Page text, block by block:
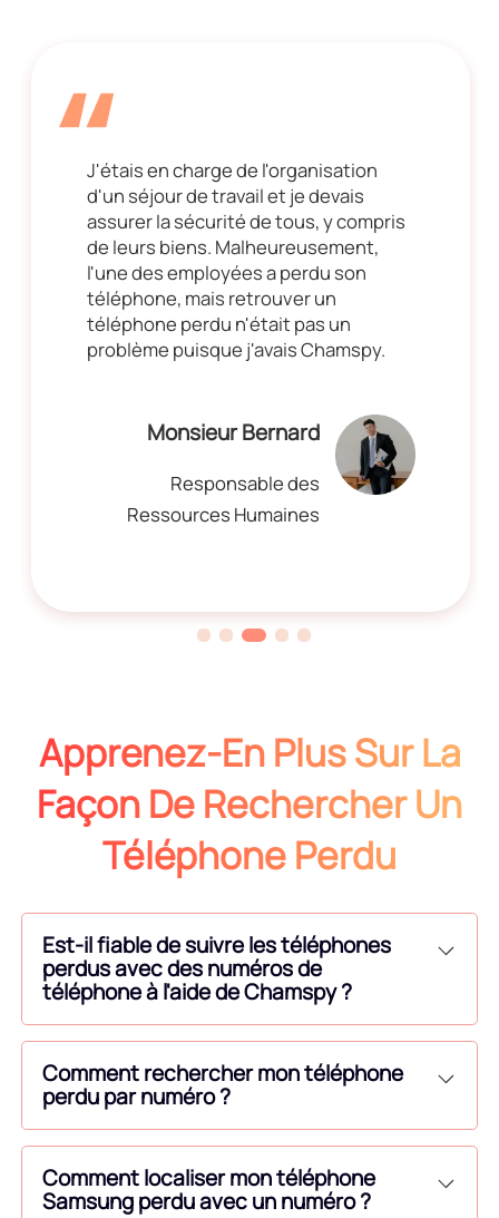
J'étais en charge de l'organisation
d'un séjour de travail et je devais
assurer la sécurité de tous, y compris
de leurs biens. Malheureusement,
l'une des employées a perdu son
téléphone, mais retrouver un
téléphone perdu n'était pas un
problème puisque j'avais Chamspy.
Monsieur Bernard
Responsable des
Ressources Humaines
Apprenez-En Plus Sur La
Façon De Rechercher Un
Téléphone Perdu
Est-il fiable de suivre les téléphones
perdus avec des numéros de
téléphone à l'aide de Chamspy ?
Comment rechercher mon téléphone
perdu par numéro ?
Comment localiser mon téléphone
Samsung perdu avec un numéro ?